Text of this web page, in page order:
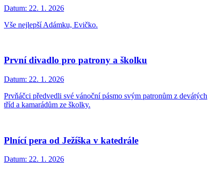
Datum: 22. 1. 2026
Vše nejlepší Adámku, Evičko.
První divadlo pro patrony a školku
Datum: 22. 1. 2026
Prvňáčci předvedli své vánoční pásmo svým patronům z devátých
tříd a kamarádům ze školky.
Plnící pera od Ježíška v katedrále
Datum: 22. 1. 2026